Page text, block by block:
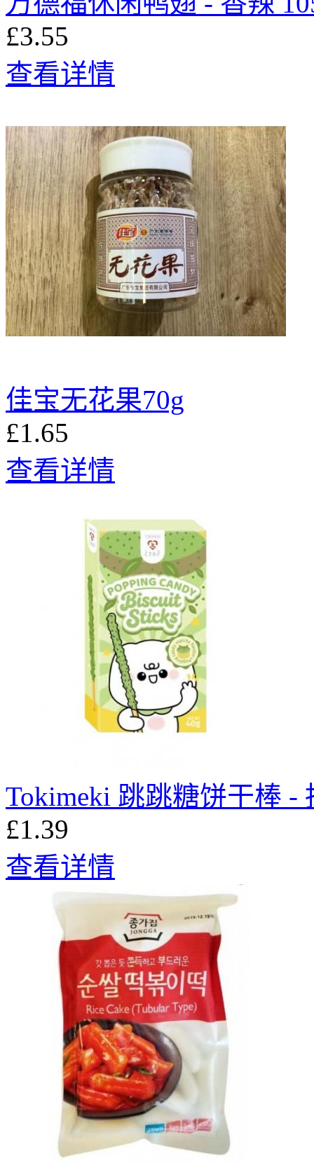
£3.55
查看详情
佳宝无花果70g
£1.65
查看详情
Tokimeki 跳跳糖饼干棒 -
£1.39
查看详情